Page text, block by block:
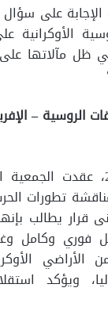
الإجابة على
ظل مآلاتها
الروسية –
في 2 مارس 2022، عقدت
تطورات
قرار يطالب
فوري وكامل
الأراضي
ويؤكد